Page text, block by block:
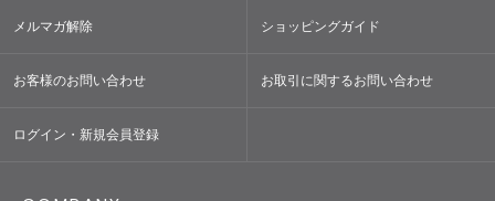
メルマガ解除 ショッピングガイド
お客様のお問い合わせ お取引に関するお問い合わせ
ログイン・新規会員登録